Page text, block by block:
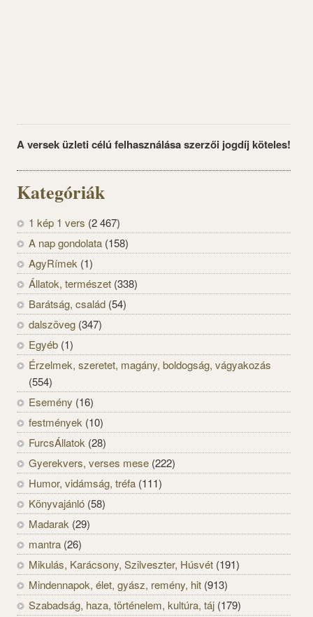
A versek üzleti célú felhasználása szerzői jogdíj köteles!
Kategóriák
1 kép 1 vers (2 467)
A nap gondolata (158)
AgyRímek (1)
Állatok, természet (338)
Barátság, család (54)
dalszöveg (347)
Egyéb (1)
Érzelmek, szeretet, magány, boldogság, vágyakozás
(554)
Esemény (16)
festmények (10)
FurcsÁllatok (28)
Gyerekvers, verses mese (222)
Humor, vidámság, tréfa (111)
Könyvajánló (58)
Madarak (29)
mantra (26)
Mikulás, Karácsony, Szilveszter, Húsvét (191)
Mindennapok, élet, gyász, remény, hit (913)
Szabadság, haza, történelem, kultúra, táj (179)